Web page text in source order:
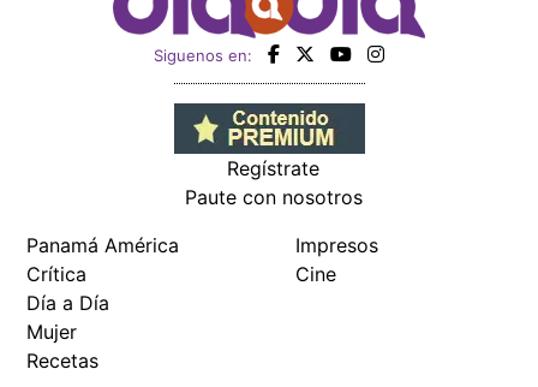
Siguenos en:
Regístrate
Paute con nosotros
Panamá América
Crítica
Día a Día
Mujer
Recetas
Impresos
Cine